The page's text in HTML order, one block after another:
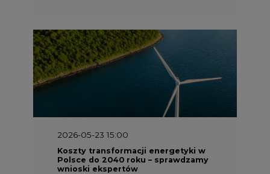
2026-05-23 15:00
Koszty transformacji energetyki w
Polsce do 2040 roku – sprawdzamy
wnioski ekspertów